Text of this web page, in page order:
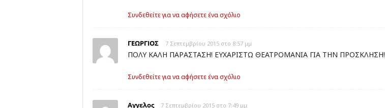
Συνδεθείτε για να αφήσετε ένα σχόλιο
ΓΕΩΡΓΙΟΣ 7 Σεπτεμβρίου 2015 στο 8:57 μμ
ΠΟΛΥ ΚΑΛΗ ΠΑΡΑΣΤΑΣΗ! ΕΥΧΑΡΙΣΤΩ ΘΕΑΤΡΟΜΑΝΙΑ ΓΙΑ ΤΗΝ ΠΡΟΣΚΛΗΣΗ!
Συνδεθείτε για να αφήσετε ένα σχόλιο
Αγγελος 7 Σεπτεμβρίου 2015 στο 7:49 μμ